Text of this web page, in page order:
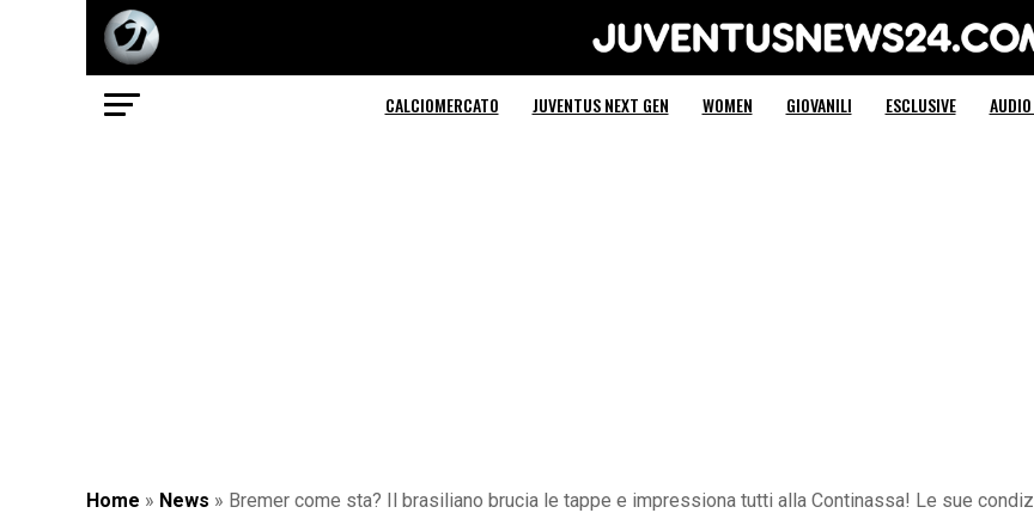
Juventus News 24
CALCIOMERCATO JUVENTUS NEXT GEN WOMEN GIOVANILI ESCLUSIVE
Home » News » Bremer come sta? Il brasiliano brucia le tappe e impressiona tutti alla Continassa! Le sue